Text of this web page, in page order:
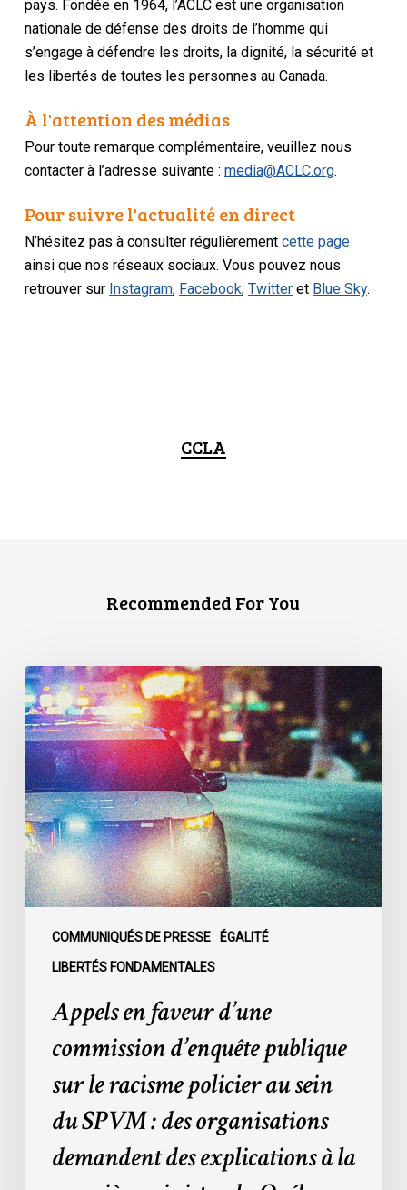
pays. Fondée en 1964, l’ACLC est une organisation
nationale de défense des droits de l’homme qui
s’engage à défendre les droits, la dignité, la sécurité et
les libertés de toutes les personnes au Canada.
À l'attention des médias
Pour toute remarque complémentaire, veuillez nous
contacter à l’adresse suivante :media@ACLC.org.
Pour suivre l'actualité en direct
N’hésitez pas à consulter régulièrementcette page
ainsi que nos réseaux sociaux. Vous pouvez nous
retrouver sur Instagram, Facebook,Twitter et Blue Sky.
CCLA
Recommended For You
COMMUNIQUÉS DE PRESSE ÉGALITÉ
LIBERTÉS FONDAMENTALES
Appels
en
faveur
d’une
commission
d’enquête
publique
sur
le
racisme
policier
SPVM
organisations
explications
Appels en faveur d’une
commission d’enquête publique
sur le racisme policier au sein
du SPVM : des organisations
demandent des explications à la